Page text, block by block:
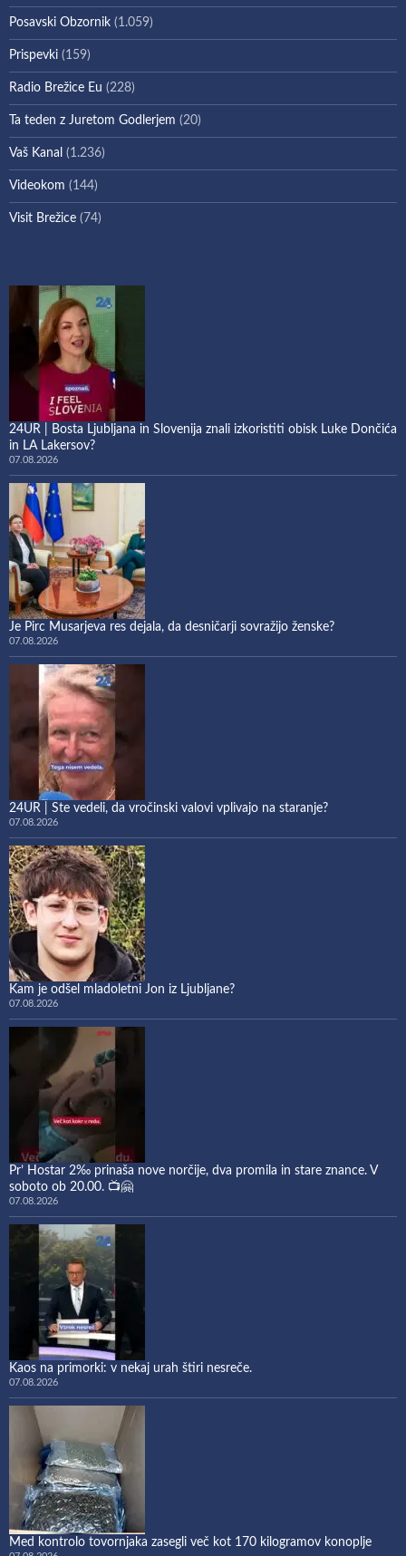
Posavski Obzornik (1.059)
Prispevki (159)
Radio Brežice Eu (228)
Ta teden z Juretom Godlerjem (20)
Vaš Kanal (1.236)
Videokom (144)
Visit Brežice (74)
24UR | Bosta Ljubljana in Slovenija znali izkoristiti obisk Luke Dončića
in LA Lakersov?
07.08.2026
Je Pirc Musarjeva res dejala, da desničarji sovražijo ženske?
07.08.2026
24UR | Ste vedeli, da vročinski valovi vplivajo na staranje?
07.08.2026
Kam je odšel mladoletni Jon iz Ljubljane?
07.08.2026
Pr’ Hostar 2‰ prinaša nove norčije, dva promila in stare znance. V
soboto ob 20.00. 📺🤗
07.08.2026
Kaos na primorki: v nekaj urah štiri nesreče.
07.08.2026
Med kontrolo tovornjaka zasegli več kot 170 kilogramov konoplje